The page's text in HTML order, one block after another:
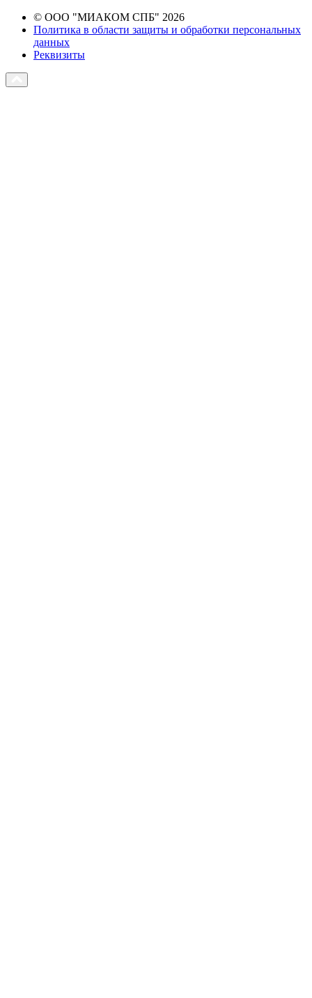
© ООО "МИАКОМ СПБ" 2026
Политика в области защиты и обработки персональных
данных
Реквизиты